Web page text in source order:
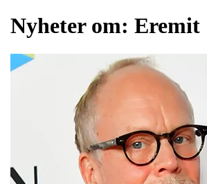
Nyheter om: Eremit